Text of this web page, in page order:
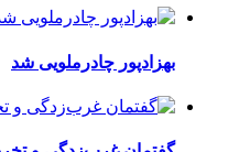
بهزادپور چادرملویی شد